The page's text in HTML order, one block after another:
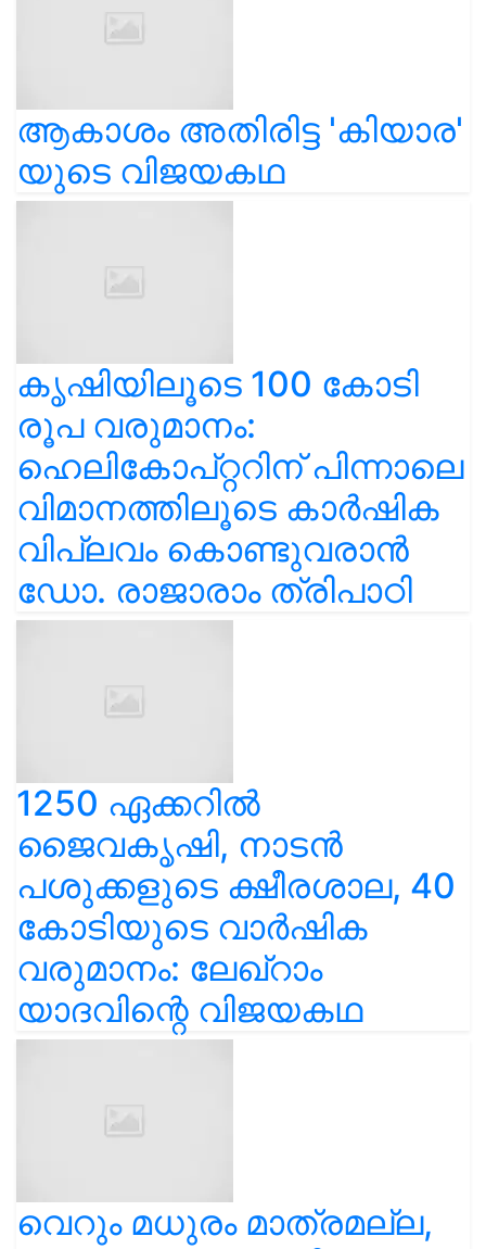
ആകാശം അതിരിട്ട 'കിയാര'
യുടെ വിജയകഥ
കൃഷിയിലൂടെ 100 കോടി
രൂപ വരുമാനം:
ഹെലികോപ്റ്ററിന് പിന്നാലെ
വിമാനത്തിലൂടെ കാർഷിക
വിപ്ലവം കൊണ്ടുവരാൻ
ഡോ. രാജാരാം ത്രിപാഠി
1250 ഏക്കറിൽ
ജൈവകൃഷി, നാടൻ
പശുക്കളുടെ ക്ഷീരശാല, 40
കോടിയുടെ വാർഷിക
വരുമാനം: ലേഖ്‌റാം
യാദവിന്റെ വിജയകഥ
വെറും മധുരം മാത്രമല്ല,